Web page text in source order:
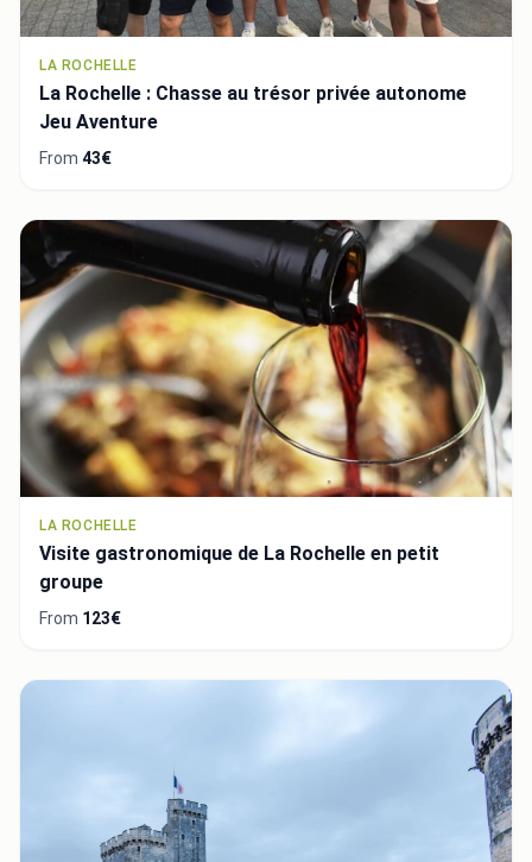
LA ROCHELLE
La Rochelle : Chasse au trésor privée autonome
Jeu Aventure
From 43€
LA ROCHELLE
Visite gastronomique de La Rochelle en petit
groupe
From 123€